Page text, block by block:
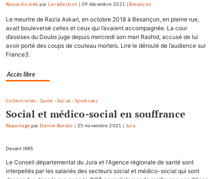
Revue du web parLa rédaction | 09 décembre 2021 |Besançon
Le meurtre de Razia Askari, en octobre 2018 à Besançon, en pleine rue,
avait bouleversé celles et ceux qui l’avaient accompagnée. La cour
d’assises du Doubs juge depuis mercredi son mari Rashid, accusé de lui
avoir porté des coups de couteau mortels. Lire le déroulé de l’audience sur
France3.
Accès libre
Collectivités - Santé - Social - Syndicats
Social et médico-social en souffrance
Reportage parDaniel Bordür | 25 novembre 2021 | Jura
Devant l'ARS
Le Conseil départemental du Jura et l'Agence régionale de santé sont
interpellés par les salariés des secteurs social et médico-social qui sont